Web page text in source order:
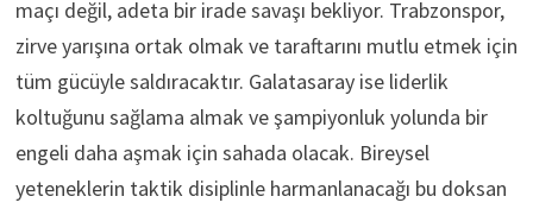
maçı değil, adeta bir irade savaşı bekliyor. Trabzonspor,
zirve yarışına ortak olmak ve taraftarını mutlu etmek için
tüm gücüyle saldıracaktır. Galatasaray ise liderlik
koltuğunu sağlama almak ve şampiyonluk yolunda bir
engeli daha aşmak için sahada olacak. Bireysel
yeteneklerin taktik disiplinle harmanlanacağı bu doksan